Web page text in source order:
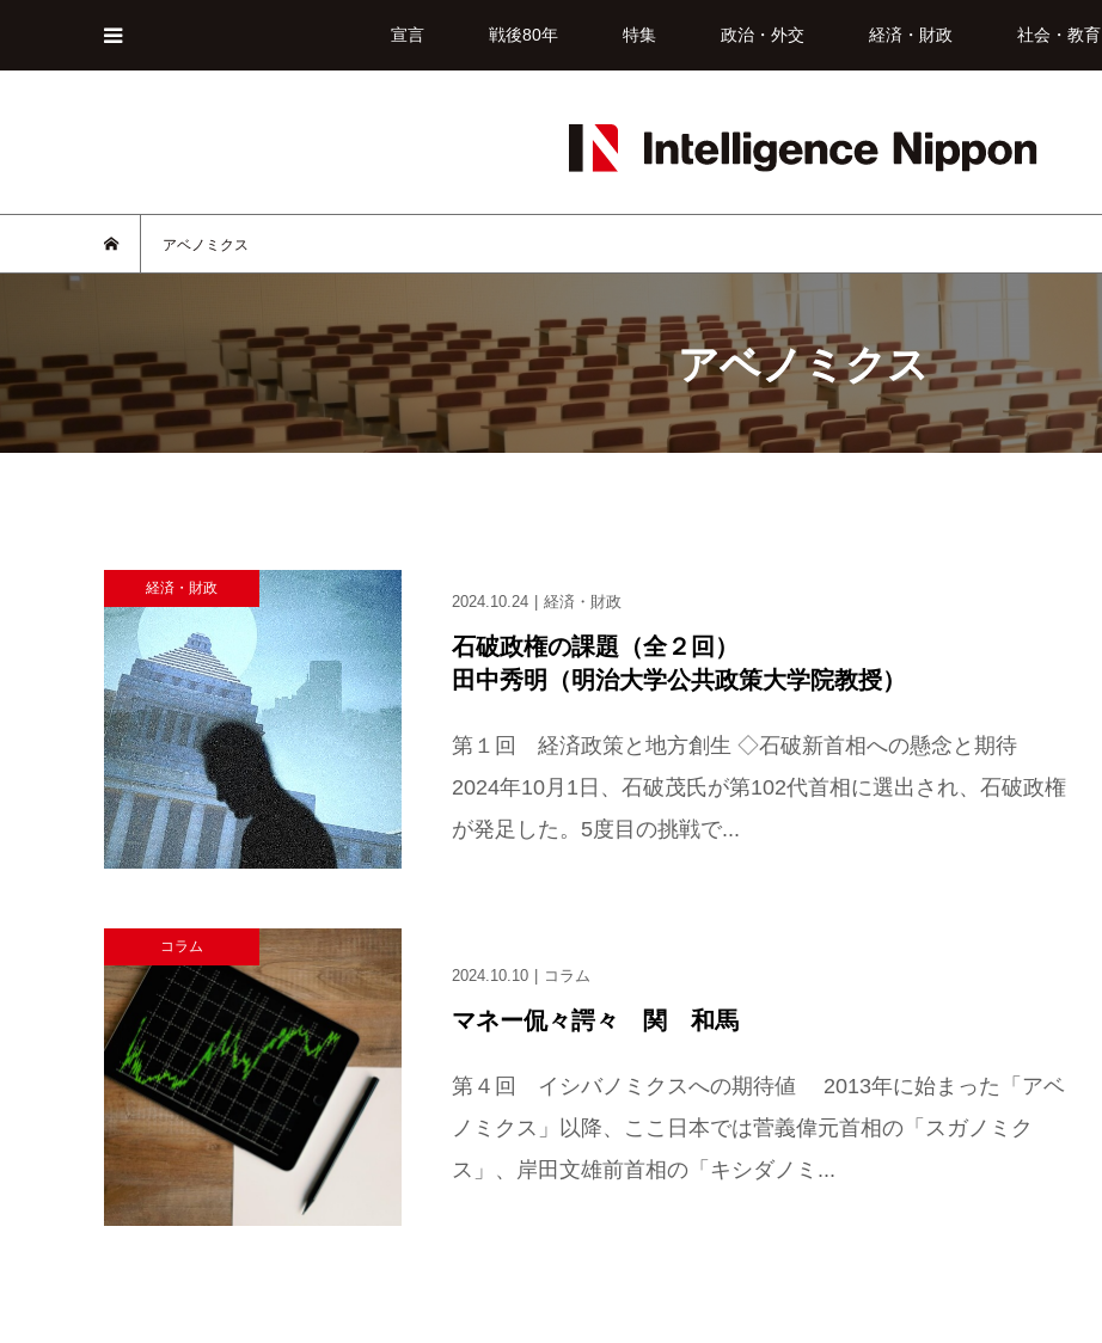
宣言 戦後80年 特集 政治・外交 経済・財政 社会・教育
アベノミクス
アベノミクス
経済・財政
2024.10.24 経済・財政
石破政権の課題（全２回）
田中秀明（明治大学公共政策大学院教授）
第１回 経済政策と地方創生 ◇石破新首相への懸念と期待
2024年10月1日、石破茂氏が第102代首相に選出され、石破政権
が発足した。5度目の挑戦で...
コラム
2024.10.10 コラム
マネー侃々諤々 関 和馬
第４回 イシバノミクスへの期待値 2013年に始まった「アベ
ノミクス」以降、ここ日本では菅義偉元首相の「スガノミク
ス」、岸田文雄前首相の「キシダノミ...